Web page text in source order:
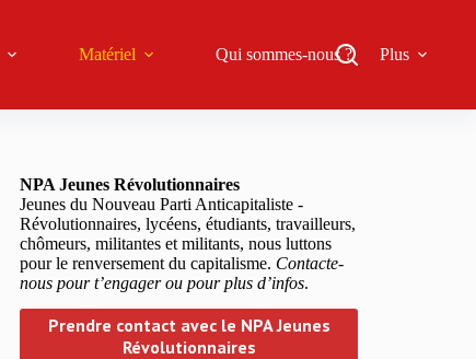
Matériel Qui sommes-nous ? Plus
NPA Jeunes Révolutionnaires
Jeunes du Nouveau Parti Anticapitaliste -
Révolutionnaires, lycéens, étudiants, travailleurs,
chômeurs, militantes et militants, nous luttons
pour le renversement du capitalisme. Contacte-
nous pour t’engager ou pour plus d’infos.
Prendre contact avec le NPA Jeunes
Révolutionnaires